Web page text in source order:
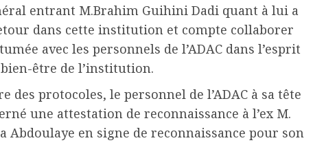
entrant M.Brahim Guihini Dadi quant à lui a
dans cette institution et compte collaborer
avec les personnels de l’ADAC dans l’esprit
être de l’institution.
des protocoles, le personnel de l’ADAC à sa tête
une attestation de reconnaissance à l’ex M.
Abdoulaye en signe de reconnaissance pour son